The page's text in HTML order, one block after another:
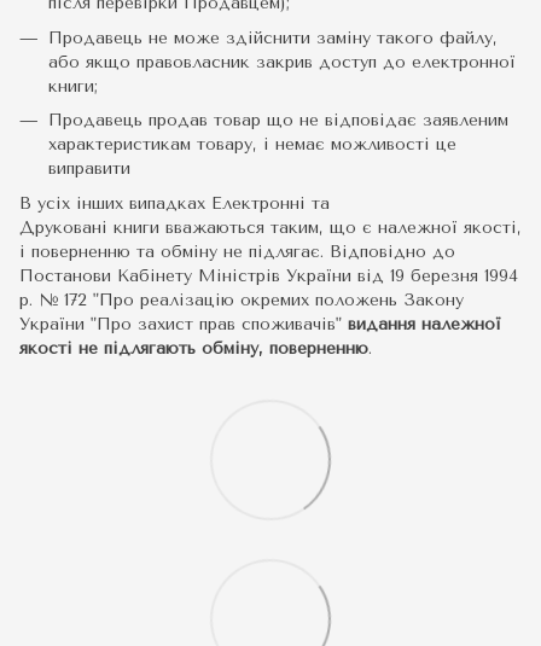
Продавець не може здійснити заміну такого файлу,
або якщо правовласник закрив доступ до електронної
книги;
Продавець продав товар що не відповідає заявленим
характеристикам товару, і немає можливості це
виправити
В усіх інших випадках Електронні та
Друковані книги вважаються таким, що є належної якості,
і поверненню та обміну не підлягає. Відповідно до
Постанови Кабінету Міністрів України від 19 березня 1994
р. № 172 "Про реалізацію окремих положень Закону
України "Про захист прав споживачів" видання належної
якості не підлягають обміну, поверненню.